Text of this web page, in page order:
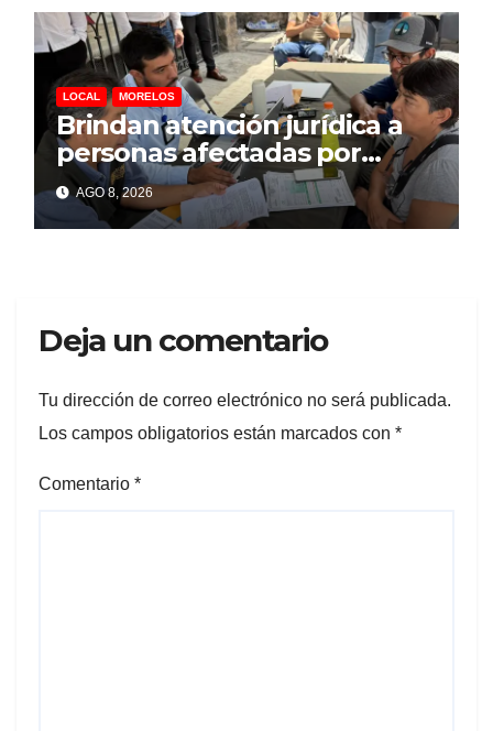
LOCAL MORELOS
Brindan atención jurídica a
personas afectadas por
explosión de pipa en Las
Granjas
AGO 8, 2026
Deja un comentario
Tu dirección de correo electrónico no será publicada.
Los campos obligatorios están marcados con *
Comentario *